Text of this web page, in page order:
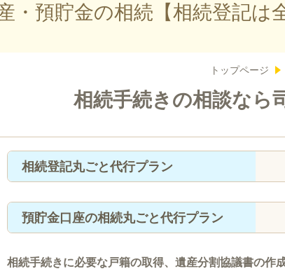
・預貯金の相続【相続登記は
トップページ
相続手続きの相談なら
相続登記丸ごと代行プラン
預貯金口座の相続丸ごと代行プラン
相続手続きに必要な戸籍の取得、遺産分割協議書の作